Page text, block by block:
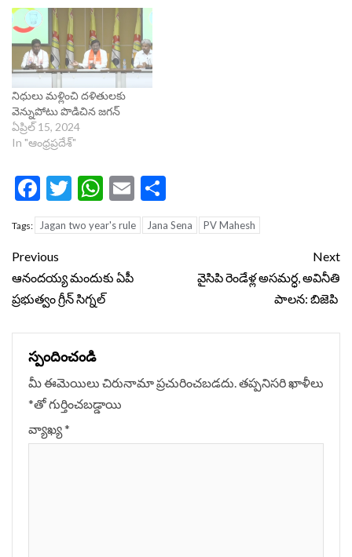
నిధులు మళ్లించి దళితులకు
వెన్నుపోటు పొడిచిన జగన్
ఏప్రిల్ 15, 2024
In "ఆంధ్రప్రదేశ్"
Facebook
Twitter
WhatsApp
Email
Tags: Jagan two year's rule Jana Sena PV Mahesh
Continue
Reading
Previous
ఆనందయ్య మందుకు ఏపీ
ప్రభుత్వం గ్రీన్‌ సిగ్నల్‌
Next
వైసిపి రెండేళ్ల అసమర్ధ, అవినీతి
పాలన: బిజెపి
స్పందించండి
మీ ఈమెయిలు చిరునామా ప్రచురించబడదు.తప్పనిసరి ఖాళీలు
*‌తో గుర్తించబడ్డాయి
వ్యాఖ్య*